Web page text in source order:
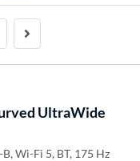
UltraWide
Wi-Fi 5, BT, 175 Hz